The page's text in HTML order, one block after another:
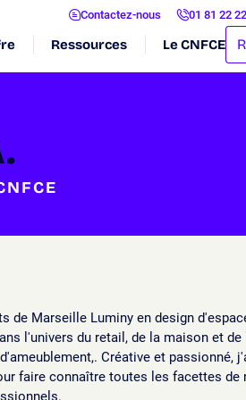
Contactez-nous 01 81 22
Ressources Le CNFCE
de Marseille Luminy en design
l'univers du retail, de la maison et
Créative et passionné,
faire connaître toutes les facettes de